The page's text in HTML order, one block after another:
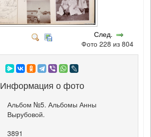
След.
Фото 228 из 804
Информация о фото
Альбом №5. Альбомы Анны
Вырубовой.
3891